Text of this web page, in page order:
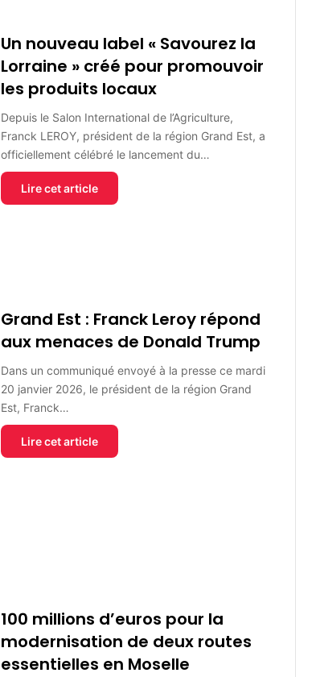
Un nouveau label « Savourez la
Lorraine » créé pour promouvoir
les produits locaux
Depuis le Salon International de l’Agriculture,
Franck LEROY, président de la région Grand Est, a
officiellement célébré le lancement du…
Lire cet article
Grand Est : Franck Leroy répond
aux menaces de Donald Trump
Dans un communiqué envoyé à la presse ce mardi
20 janvier 2026, le président de la région Grand
Est, Franck…
Lire cet article
100 millions d’euros pour la
modernisation de deux routes
essentielles en Moselle